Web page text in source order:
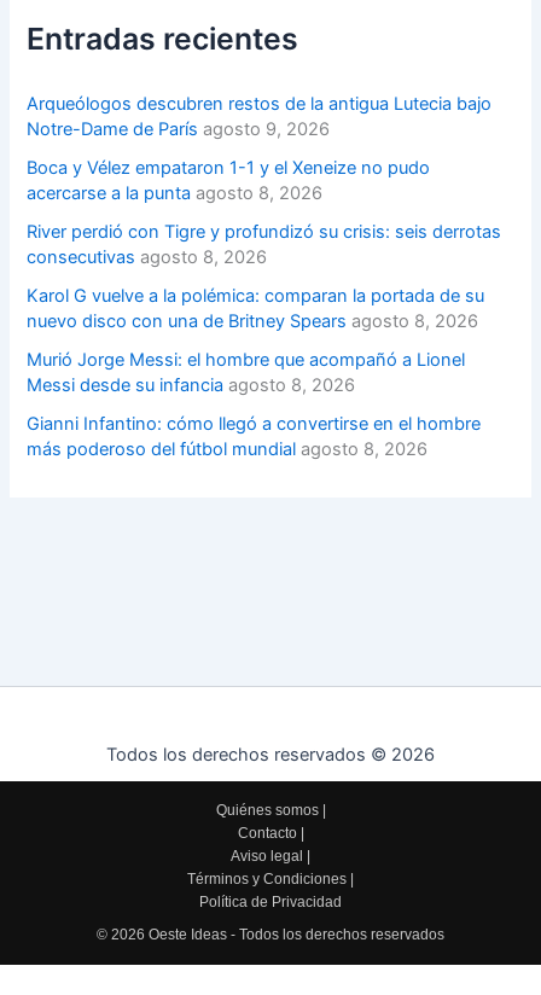
Entradas recientes
Arqueólogos descubren restos de la antigua Lutecia bajo
Notre-Dame de París agosto 9, 2026
Boca y Vélez empataron 1-1 y el Xeneize no pudo
acercarse a la punta agosto 8, 2026
River perdió con Tigre y profundizó su crisis: seis derrotas
consecutivas agosto 8, 2026
Karol G vuelve a la polémica: comparan la portada de su
nuevo disco con una de Britney Spears agosto 8, 2026
Murió Jorge Messi: el hombre que acompañó a Lionel
Messi desde su infancia agosto 8, 2026
Gianni Infantino: cómo llegó a convertirse en el hombre
más poderoso del fútbol mundial agosto 8, 2026
Todos los derechos reservados © 2026
Quiénes somos|
Contacto|
Aviso legal
Términos y Condiciones
Política de Privacidad
© 2026 Oeste Ideas - Todos los derechos reservados